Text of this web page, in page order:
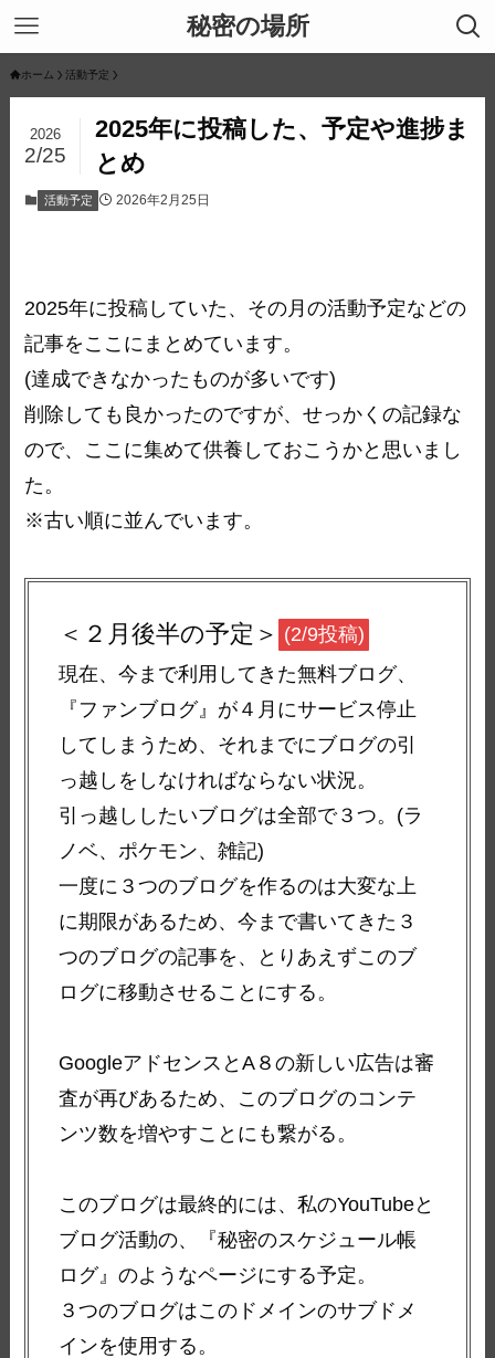
秘密の場所
ホーム 活動予定
2025年に投稿した、予定や進捗ま
とめ
2026
2/25
活動予定 2026年2月25日
2025年に投稿していた、その月の活動予定などの
記事をここにまとめています。
(達成できなかったものが多いです)
削除しても良かったのですが、せっかくの記録な
ので、ここに集めて供養しておこうかと思いまし
た。
※古い順に並んでいます。
＜２月後半の予定＞ (2/9投稿)
現在、今まで利用してきた無料ブログ、
『ファンブログ』が４月にサービス停止
してしまうため、それまでにブログの引
っ越しをしなければならない状況。
引っ越ししたいブログは全部で３つ。(ラ
ノベ、ポケモン、雑記)
一度に３つのブログを作るのは大変な上
に期限があるため、今まで書いてきた３
つのブログの記事を、とりあえずこのブ
ログに移動させることにする。
GoogleアドセンスとA８の新しい広告は審
査が再びあるため、このブログのコンテ
ンツ数を増やすことにも繋がる。
このブログは最終的には、私のYouTubeと
ブログ活動の、『秘密のスケジュール帳
ログ』のようなページにする予定。
３つのブログはこのドメインのサブドメ
インを使用する。